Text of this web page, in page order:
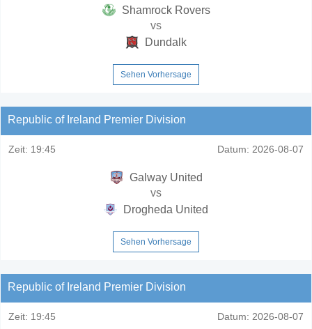
Shamrock Rovers
vs
Dundalk
Sehen Vorhersage
Republic of Ireland Premier Division
Zeit: 19:45 Datum: 2026-08-07
Galway United
vs
Drogheda United
Sehen Vorhersage
Republic of Ireland Premier Division
Zeit: 19:45 Datum: 2026-08-07